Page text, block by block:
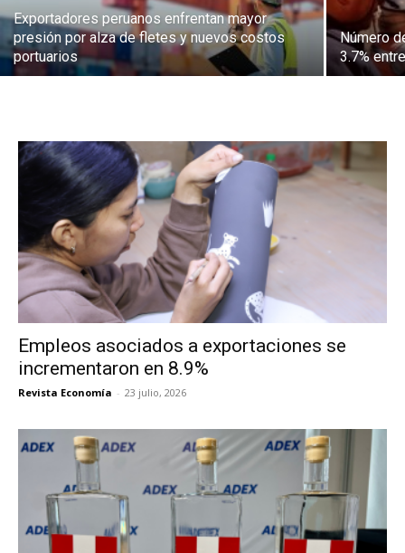
Exportadores peruanos enfrentan mayor
presión por alza de fletes y nuevos costos
portuarios
Número
3.7%
Empleos asociados a exportaciones se
incrementaron en 8.9%
Revista Economía - 23 julio, 2026